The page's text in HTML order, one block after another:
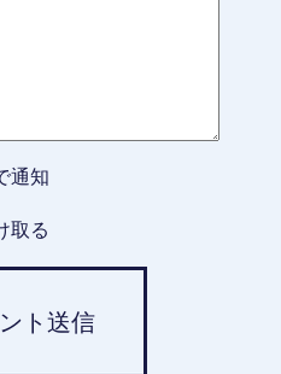
通知
取る
ト送信